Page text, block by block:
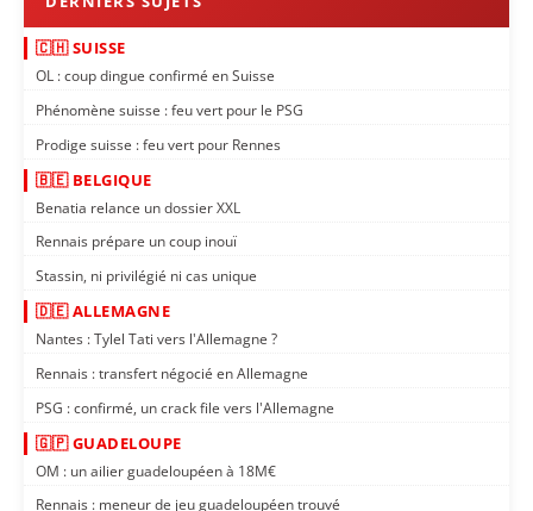
🇨🇭 SUISSE
OL : coup dingue confirmé en Suisse
Phénomène suisse : feu vert pour le PSG
Prodige suisse : feu vert pour Rennes
🇧🇪 BELGIQUE
Benatia relance un dossier XXL
Rennais prépare un coup inouï
Stassin, ni privilégié ni cas unique
🇩🇪 ALLEMAGNE
Nantes : Tylel Tati vers l'Allemagne ?
Rennais : transfert négocié en Allemagne
PSG : confirmé, un crack file vers l'Allemagne
🇬🇵 GUADELOUPE
OM : un ailier guadeloupéen à 18M€
Rennais : meneur de jeu guadeloupéen trouvé